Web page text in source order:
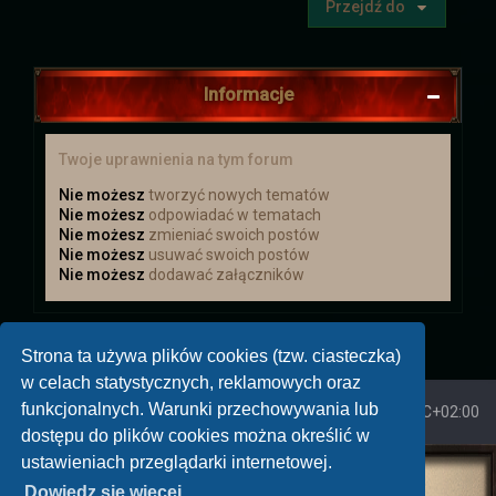
Strona ta używa plików cookies (tzw. ciasteczka)
w celach statystycznych, reklamowych oraz
funkcjonalnych. Warunki przechowywania lub
dostępu do plików cookies można określić w
ustawieniach przeglądarki internetowej.
Kolejna szansa na zdobycie losu na
czeka na zdjęcia tego jak świętowaliście
Tłusty Czwartek. Więcej informacji w
wiadomości od Tkacza i w
Aktualizacjach.
Zmiany w regulaminie
DoRegulaminu Grydodany został punkt
19 dotyczący dodatkowych awatarów.
Nowinki
→ A może hasło na pokój prywatny?
Dowiedz się więcej.
Odbudowa świata
→
Cross City
Przejdź do
Informacje
Twoje uprawnienia na tym forum
Nie możesz tworzyć nowych tematów
Nie możesz odpowiadać w tematach
Nie możesz zmieniać swoich postów
Nie możesz usuwać swoich postów
Nie możesz dodawać załączników
Strona główna Strefa czasowa UTC+02:00
Wizard's World: Nowe Pokolenia